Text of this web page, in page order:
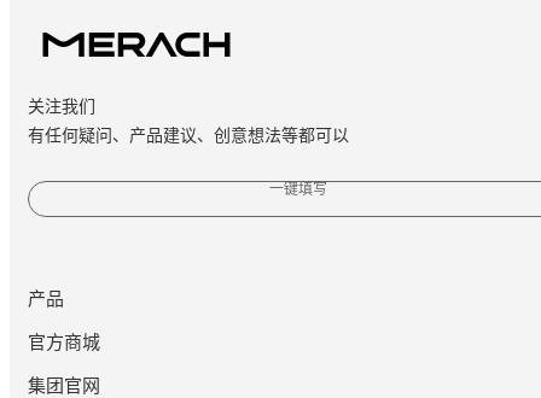
关注我们
有任何疑问、产品建议、创意想法等都可以
一键填写
产品
官方商城
集团官网